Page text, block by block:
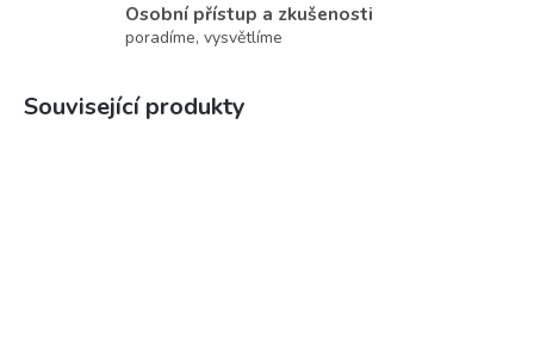
Osobní přístup a zkušenosti
poradíme, vysvětlíme
Související produkty